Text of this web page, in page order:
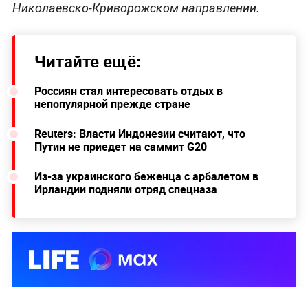
Николаевско-Криворожском направлении.
Читайте ещё:
Россиян стал интересовать отдых в
непопулярной прежде стране
Reuters: Власти Индонезии считают, что
Путин не приедет на саммит G20
Из-за украинского беженца с арбалетом в
Ирландии подняли отряд спецназа